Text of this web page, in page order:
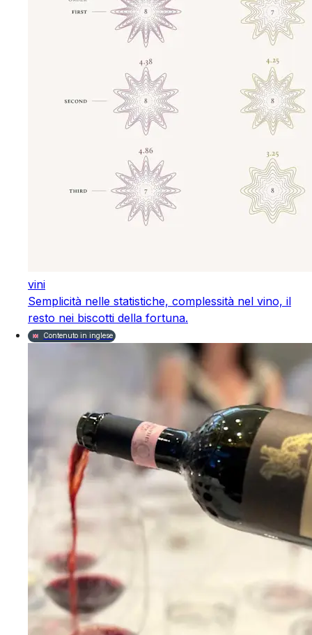
vini
Semplicità nelle statistiche, complessità nel vino, il
resto nei biscotti della fortuna.
Contenuto in inglese